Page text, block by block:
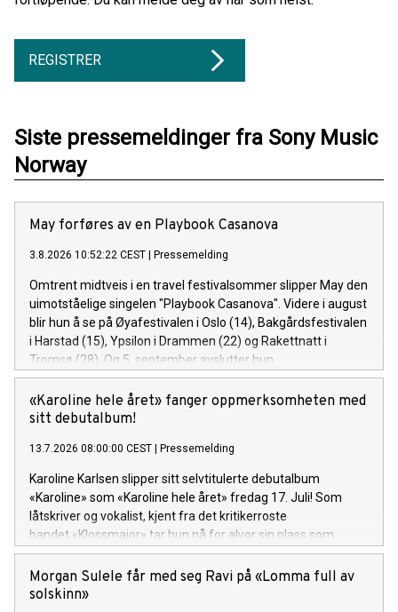
REGISTRER
Siste pressemeldinger fra Sony Music
Norway
May forføres av en Playbook Casanova
3.8.2026 10:52:22 CEST Pressemelding
Omtrent midtveis i en travel festivalsommer slipper May den
uimotståelige singelen "Playbook Casanova". Videre i august
blir hun å se på Øyafestivalen i Oslo (14), Bakgårdsfestivalen
i Harstad (15), Ypsilon i Drammen (22) og Rakettnatt i
Tromsø (28). Og 5. september avslutter hun
festivalsesongen med Spirefest i Ålesund.
«Karoline hele året» fanger oppmerksomheten med
sitt debutalbum!
13.7.2026 08:00:00 CEST Pressemelding
Karoline Karlsen slipper sitt selvtitulerte debutalbum
«Karoline» som «Karoline hele året» fredag 17. Juli! Som
låtskriver og vokalist, kjent fra det kritikerroste
bandet «Klossmajor» tar hun nå for alvor sin plass som
soloartist. Lytteren inviteres inn i et personlig og ujålete
univers fullt av varme, humor og ærlighet.
Morgan Sulele får med seg Ravi på «Lomma full av
solskinn»